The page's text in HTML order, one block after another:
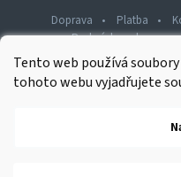
Tento web používá
tohoto webu vyjadřujete
Doprava Platba
Podmínky ochrany